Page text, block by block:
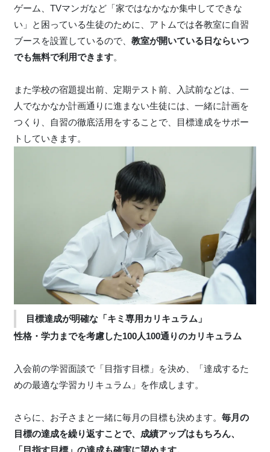
ゲーム、TVマンガなど「家ではなかなか集中してできな
い」と困っている生徒のために、アトムでは各教室に自習
ブースを設置しているので、 教室が開いている日ならいつ
でも無料で利用できます。
また学校の宿題提出前、定期テスト前、入試前などは、一
人でなかなか計画通りに進まない生徒には、一緒に計画を
つくり、自習の徹底活用をすることで、目標達成をサポー
トしていきます。
目標達成が明確な「キミ専用カリキュラム」
性格・学力までを考慮した100人100通りのカリキュラム
入会前の学習面談で「目指す目標」を決め、「達成するた
めの最適な学習カリキュラム」を作成します。
さらに、お子さまと一緒に毎月の目標も決めます。 毎月の
目標の達成を繰り返すことで、成績アップはもちろん、
「目指す目標」の達成も確実に望めます。